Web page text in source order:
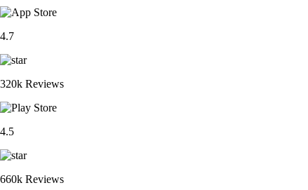
4.7
320k Reviews
4.5
660k Reviews